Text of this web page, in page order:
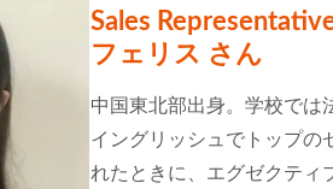
Sales
フェリス さん
中国東北部出身。学校では
イングリッシュでトップの
れたときに、エグゼクティ